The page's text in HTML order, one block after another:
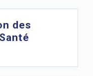
des